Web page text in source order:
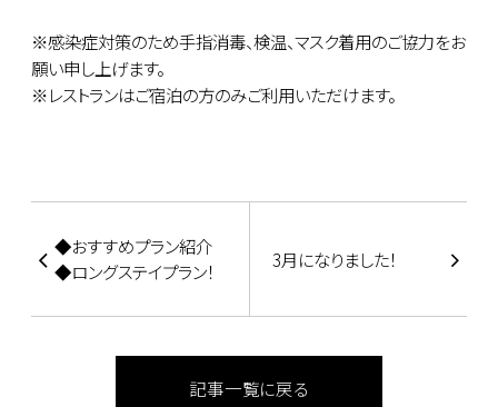
※感染症対策のため手指消毒、検温、マスク着用のご協力をお
願い申し上げます。
※レストランはご宿泊の方のみご利用いただけます。
◆おすすめプラン紹介
◆ロングステイプラン！
3月になりました！
記事一覧に戻る